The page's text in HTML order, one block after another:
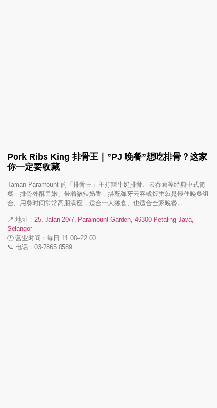
Pork Ribs King 排骨王｜”PJ 晚餐”想吃排骨？这家
你一定要收藏
Taman Paramount 的「排骨王」主打辣牛奶排骨、云吞面等经典中式简
餐。排骨外酥里嫩、带着微辣奶香，搭配弹牙云吞或饭类就是最佳晚餐组
合。用餐时间常常高朋满座，适合一人独食、也适合全家晚餐。
📍 地址： 25, Jalan 20/7, Paramount Garden, 46300 Petaling Jaya,
Selangor
🕒 营业时间：每日 11:00–22:00
📞 电话：03‑7865 0589